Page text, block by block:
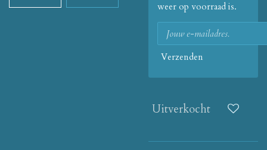
weer op voorraad is.
Verzenden
Uitverkocht